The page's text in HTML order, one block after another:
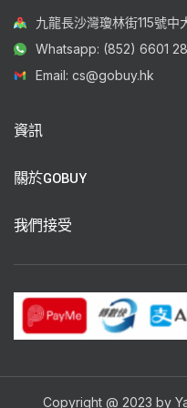
九龍長沙灣瓊林街115號中
Whatsapp: (852) 6601
Email: cs@gobuy.hk
資訊
關於GOBUY
我們接受
Copyright @ 2023 by